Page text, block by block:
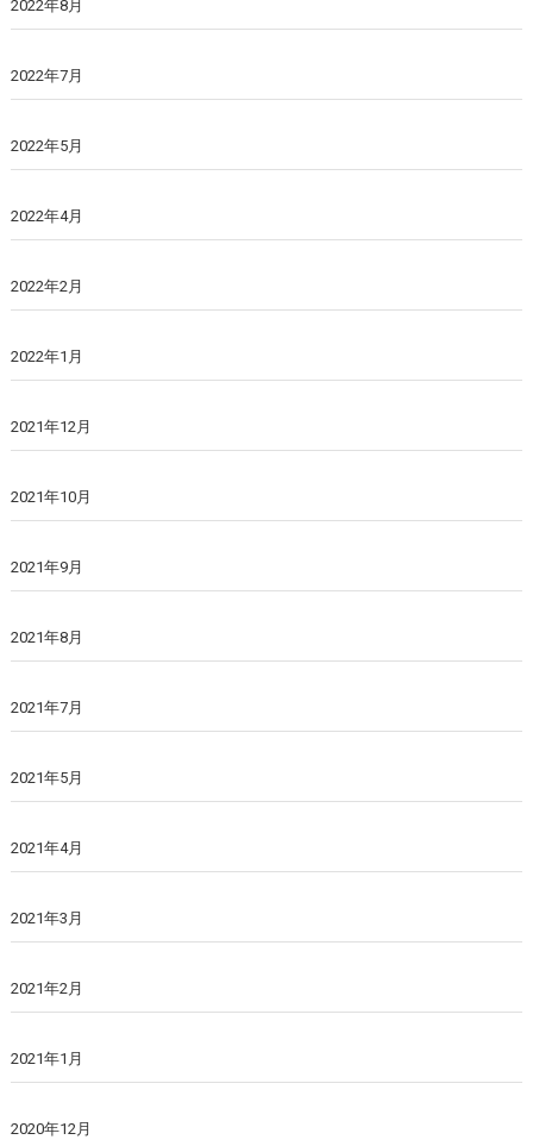
2022年8月
2022年7月
2022年5月
2022年4月
2022年2月
2022年1月
2021年12月
2021年10月
2021年9月
2021年8月
2021年7月
2021年5月
2021年4月
2021年3月
2021年2月
2021年1月
2020年12月